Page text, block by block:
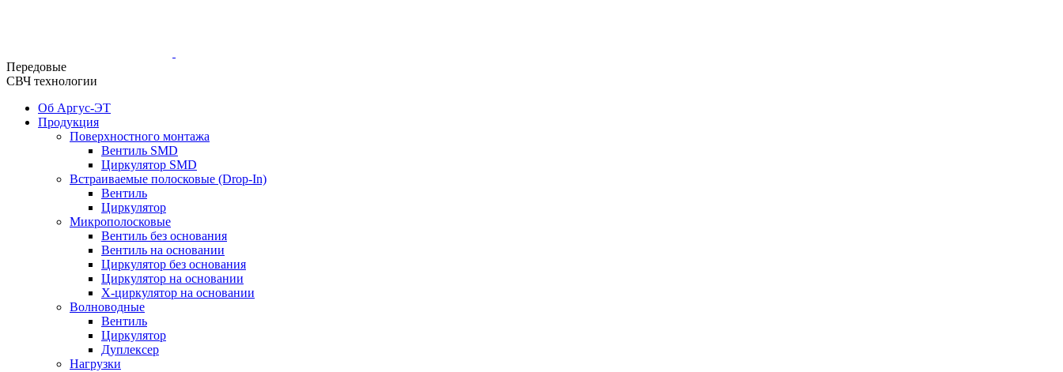
Передовые
СВЧ технологии
Об Аргус-ЭТ
Продукция
Поверхностного монтажа
Вентиль SMD
Циркулятор SMD
Встраиваемые полосковые (Drop-In)
Вентиль
Циркулятор
Микрополосковые
Вентиль без основания
Вентиль на основании
Циркулятор без основания
Циркулятор на основании
Х-циркулятор на основании
Волноводные
Вентиль
Циркулятор
Дуплексер
Нагрузки